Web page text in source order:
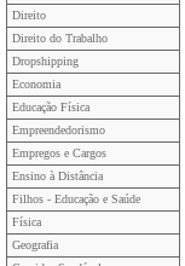
Direito
Direito do Trabalho
Dropshipping
Economia
Educação Física
Empreendedorismo
Empregos e Cargos
Ensino à Distância
Filhos - Educação e Saúde
Física
Geografia